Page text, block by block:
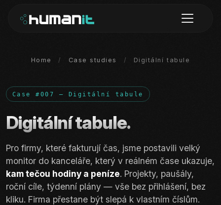
Home / Case studies / Digitální tabule
Case #007 — Digitální tabule
Digitální tabule.
Pro firmy, které fakturují čas, jsme postavili velký
monitor do kanceláře, který v reálném čase ukazuje,
kam tečou hodiny a peníze. Projekty, paušály,
roční cíle, týdenní plány — vše bez přihlášení, bez
kliku. Firma přestane být slepá k vlastním číslům.